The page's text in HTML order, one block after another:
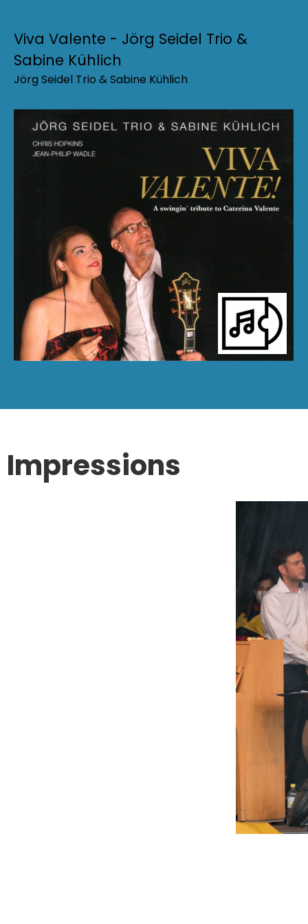
Viva Valente - Jörg Seidel Trio &
Sabine Kühlich
Jörg Seidel Trio & Sabine Kühlich
Impressions